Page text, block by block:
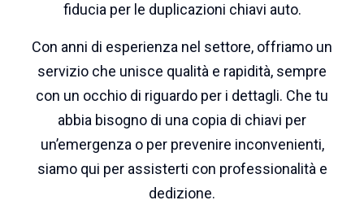
fiducia per le duplicazioni chiavi auto.
Con anni di esperienza nel settore, offriamo un
servizio che unisce qualità e rapidità, sempre
con un occhio di riguardo per i dettagli. Che tu
abbia bisogno di una copia di chiavi per
un’emergenza o per prevenire inconvenienti,
siamo qui per assisterti con professionalità e
dedizione.